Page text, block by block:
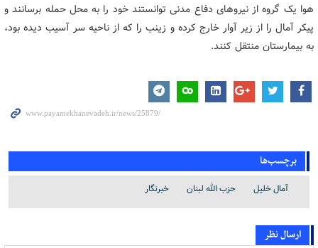
هوا یک گروه از نیروهای دفاع مدنی توانستند خود را به محل حمله برسانند و
پیکر آمال را از زیر آوار خارج کرده و زینب را که از ناحیه سر آسیب دیده بود،
به بیمارستان منتقل کنند.
برچسب‌ها
آمال خلیل حزب الله لبنان خبرنگار
ارسال نظر